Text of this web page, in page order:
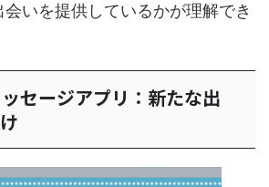
会いを提供しているかが理解でき
セージアプリ：新たな出